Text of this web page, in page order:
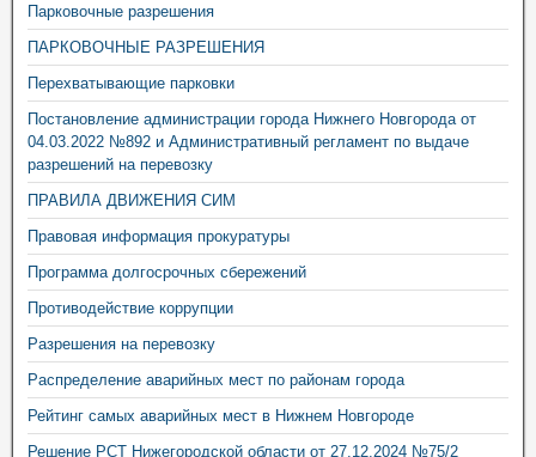
Парковочные разрешения
ПАРКОВОЧНЫЕ РАЗРЕШЕНИЯ
Перехватывающие парковки
Постановление администрации города Нижнего Новгорода от
04.03.2022 №892 и Административный регламент по выдаче
разрешений на перевозку
ПРАВИЛА ДВИЖЕНИЯ СИМ
Правовая информация прокуратуры
Программа долгосрочных сбережений
Противодействие коррупции
Разрешения на перевозку
Распределение аварийных мест по районам города
Рейтинг самых аварийных мест в Нижнем Новгороде
Решение РСТ Нижегородской области от 27.12.2024 №75/2